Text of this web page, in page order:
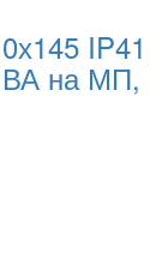
IP41
на МП,